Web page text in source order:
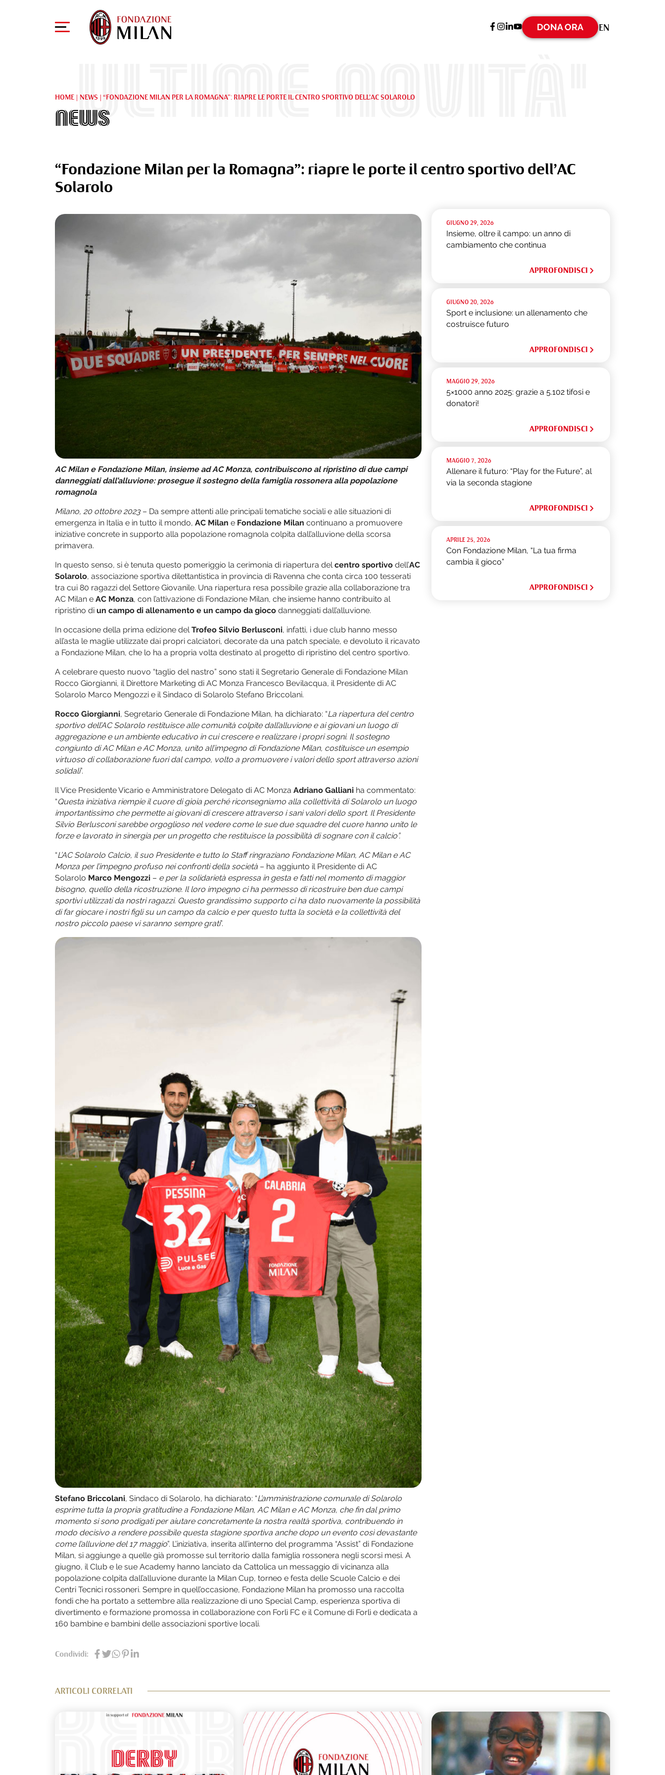
DONA ORA EN
Ultime Novità'
HOME | NEWS | “FONDAZIONE MILAN PER LA ROMAGNA”: RIAPRE LE PORTE IL CENTRO SPORTIVO DELL’AC SOLAROLO
News
“Fondazione Milan per la Romagna”: riapre le porte il centro sportivo dell’AC
Solarolo
AC Milan e Fondazione Milan, insieme ad AC Monza, contribuiscono al ripristino di due campi
danneggiati dall’alluvione: prosegue il sostegno della famiglia rossonera alla popolazione
romagnola
Milano, 20 ottobre 2023– Da sempre attenti alle principali tematiche sociali e alle situazioni di
emergenza in Italia e in tutto il mondo, AC Milan e Fondazione Milan continuano a promuovere
iniziative concrete in supporto alla popolazione romagnola colpita dall’alluvione della scorsa
primavera.
In questo senso, si è tenuta questo pomeriggio la cerimonia di riapertura delcentro sportivo dell’AC
Solarolo, associazione sportiva dilettantistica in provincia di Ravenna che conta circa 100 tesserati
tra cui 80 ragazzi del Settore Giovanile. Una riapertura resa possibile grazie alla collaborazione tra
AC Milan e AC Monza, con l’attivazione di Fondazione Milan, che insieme hanno contribuito al
ripristino di un campo di allenamento e un campo da gioco danneggiati dall’alluvione.
In occasione della prima edizione delTrofeo Silvio Berlusconi, infatti, i due club hanno messo
all’asta le maglie utilizzate dai propri calciatori, decorate da una patch speciale, e devoluto il ricavato
a Fondazione Milan, che lo ha a propria volta destinato al progetto di ripristino del centro sportivo.
A celebrare questo nuovo “taglio del nastro” sono stati il Segretario Generale di Fondazione Milan
Rocco Giorgianni, il Direttore Marketing di AC Monza Francesco Bevilacqua, il Presidente di AC
Solarolo Marco Mengozzi e il Sindaco di Solarolo Stefano Briccolani.
Rocco Giorgianni, Segretario Generale di Fondazione Milan, ha dichiarato: “La riapertura del centro
sportivo dell’AC Solarolo restituisce alle comunità colpite dall’alluvione e ai giovani un luogo di
aggregazione e un ambiente educativo in cui crescere e realizzare i propri sogni. Il sostegno
congiunto di AC Milan e AC Monza, unito all’impegno di Fondazione Milan, costituisce un esempio
virtuoso di collaborazione fuori dal campo, volto a promuovere i valori dello sport attraverso azioni
solidali”.
Il Vice Presidente Vicario e Amministratore Delegato di AC Monza Adriano Galliani ha commentato:
“Questa iniziativa riempie il cuore di gioia perché riconsegniamo alla collettività di Solarolo un luogo
importantissimo che permette ai giovani di crescere attraverso i sani valori dello sport. Il Presidente
Silvio Berlusconi sarebbe orgoglioso nel vedere come le sue due squadre del cuore hanno unito le
forze e lavorato in sinergia per un progetto che restituisce la possibilità di sognare con il calcio”.
“L’AC Solarolo Calcio, il suo Presidente e tutto lo Staff ringraziano Fondazione Milan, AC Milan e AC
Monza per l’impegno profuso nei confronti della società – ha aggiunto il Presidente di AC
Solarolo Marco Mengozzi – e per la solidarietà espressa in gesta e fatti nel momento di maggior
bisogno, quello della ricostruzione. Il loro impegno ci ha permesso di ricostruire ben due campi
sportivi utilizzati da nostri ragazzi. Questo grandissimo supporto ci ha dato nuovamente la possibilità
di far giocare i nostri figli su un campo da calcio e per questo tutta la società e la collettività del
nostro piccolo paese vi saranno sempre grati”.
Stefano Briccolani, Sindaco di Solarolo, ha dichiarato: “L’amministrazione comunale di Solarolo
esprime tutta la propria gratitudine a Fondazione Milan, AC Milan e AC Monza, che fin dal primo
momento si sono prodigati per aiutare concretamente la nostra realtà sportiva, contribuendo in
modo decisivo a rendere possibile questa stagione sportiva anche dopo un evento così devastante
come l’alluvione del 17 maggio”. L’iniziativa, inserita all’interno del programma “Assist” di Fondazione
Milan, si aggiunge a quelle già promosse sul territorio dalla famiglia rossonera negli scorsi mesi. A
giugno, il Club e le sue Academy hanno lanciato da Cattolica un messaggio di vicinanza alla
popolazione colpita dall’alluvione durante la Milan Cup, torneo e festa delle Scuole Calcio e dei
Centri Tecnici rossoneri. Sempre in quell’occasione, Fondazione Milan ha promosso una raccolta
fondi che ha portato a settembre alla realizzazione di uno Special Camp, esperienza sportiva di
divertimento e formazione promossa in collaborazione con Forlì FC e il Comune di Forlì e dedicata a
160 bambine e bambini delle associazioni sportive locali.
Condividi:
GIUGNO 29, 2026
Insieme, oltre il campo: un anno di
cambiamento che continua
APPROFONDISCI
GIUGNO 20, 2026
Sport e inclusione: un allenamento che
costruisce futuro
APPROFONDISCI
MAGGIO 29, 2026
5×1000 anno 2025: grazie a 5.102 tifosi e
donatori!
APPROFONDISCI
MAGGIO 7, 2026
Allenare il futuro: “Play for the Future”, al
via la seconda stagione
APPROFONDISCI
APRILE 25, 2026
Con Fondazione Milan, “La tua firma
cambia il gioco”
APPROFONDISCI
ARTICOLI CORRELATI